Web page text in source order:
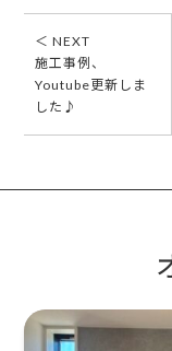
＜ NEXT
施工事例、
Youtube更新しま
した♪